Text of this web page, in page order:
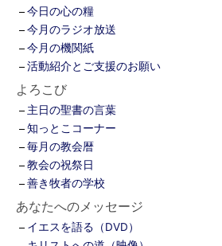
今日の心の糧
今月のラジオ放送
今月の機関紙
活動紹介とご支援のお願い
よろこび
主日の聖書の言葉
知っとこコーナー
毎月の教会暦
教会の祝祭日
善き牧者の学校
あなたへのメッセージ
イエスを語る（DVD）